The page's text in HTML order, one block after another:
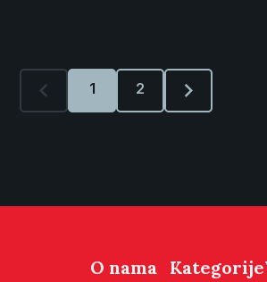
1 2
O nama Kategorije